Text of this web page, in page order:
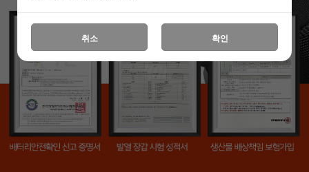
취소 확인